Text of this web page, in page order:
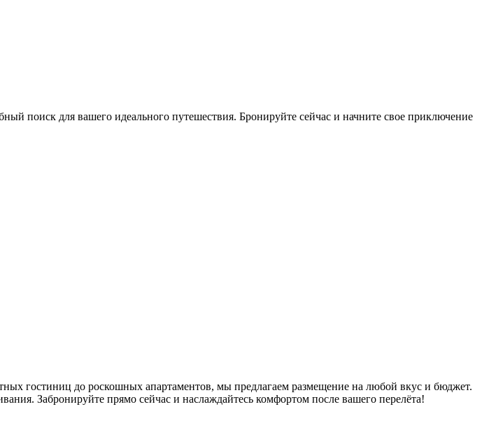
поиск для вашего идеального путешествия. Бронируйте сейчас и начните свое приключение
гостиниц до роскошных апартаментов, мы предлагаем размещение на любой вкус и бюджет.
Забронируйте прямо сейчас и наслаждайтесь комфортом после вашего перелёта!